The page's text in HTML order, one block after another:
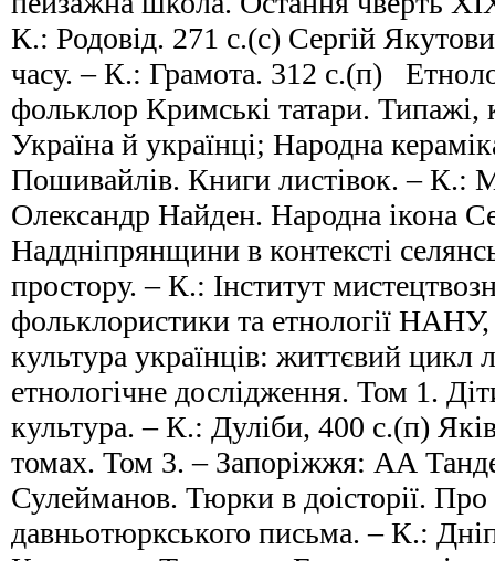
К.: Родовід. 271 с.(с) Сергій
часу. – К.: Грамота. 312 с.(п)
фольклор Кримські татари. Типажі,
Україна й українці; Народна
Пошивайлів. Книги листівок. – К.:
Олександр Найден. Народна ікона
Наддніпрянщини в контексті
простору. – К.: Інститут
фольклористики та етнології
культура українців: життєвий цикл
етнологічне дослідження. Том 1.
культура. – К.: Дуліби, 400 с.(п)
томах. Том 3. – Запоріжжя: АА
Сулейманов. Тюрки в доісторії.
давньотюркського письма. – К.: